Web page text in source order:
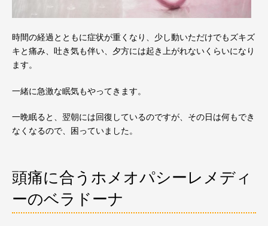
時間の経過とともに症状が重くなり、少し動いただけでもズキズ
キと痛み、吐き気も伴い、夕方には起き上がれないくらいになり
ます。
一緒に急激な眠気もやってきます。
一晩眠ると、翌朝には回復しているのですが、その日は何もでき
なくなるので、困っていました。
頭痛に合うホメオパシーレメディ
ーのベラドーナ